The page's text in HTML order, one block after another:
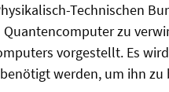
Technischen
zu
vorgestellt. Es
werden, um ihn zu